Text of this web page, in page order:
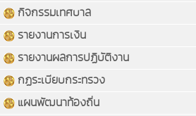
กิจกรรมเทศบาล
รายงานการเงิน
รายงานผลการปฏิบัติงาน
กฏระเบียบกระทรวง
แผนพัฒนาท้องถิ่น